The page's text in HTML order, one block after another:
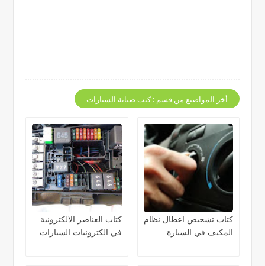
أخر المواضيع من قسم : كتب صيانة السيارات
كتاب تشخيص اعطال نظام
المكيف في السيارة
كتاب العناصر الالكترونية
في الكترونيات السيارات